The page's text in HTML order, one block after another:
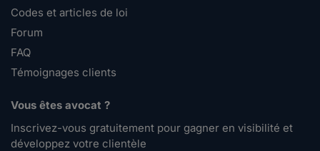
Codes et articles de loi
Forum
FAQ
Témoignages clients
Vous êtes avocat ?
Inscrivez-vous gratuitement pour gagner en visibilité et
développez votre clientèle